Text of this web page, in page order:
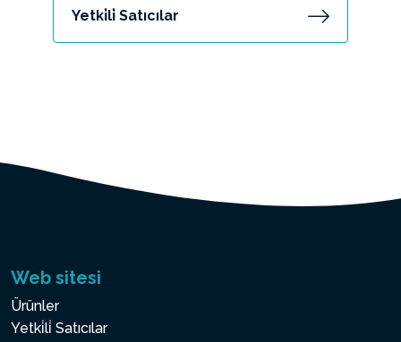
Yetki̇li̇ Satıcılar
Web sitesi
Ürünler
Yetki̇li̇ Satıcılar